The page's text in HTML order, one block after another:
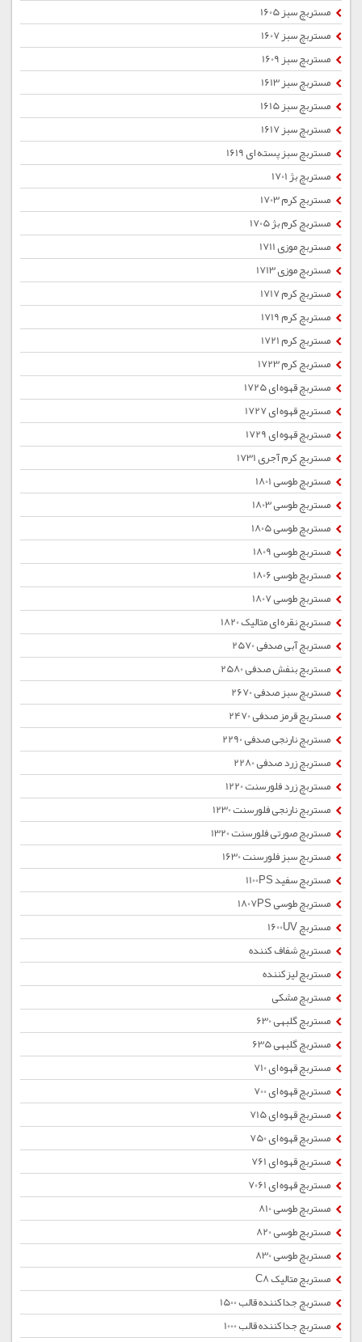
مستربچ سبز 1605
مستربچ سبز 1607
مستربچ سبز 1609
مستربچ سبز 1613
مستربچ سبز 1615
مستربچ سبز 1617
مستربچ سبز پسته ای 1619
مستربچ بژ 1701
مستربچ کرم 1703
مستربچ کرم بژ 1705
مستربچ موزی 1711
مستربچ موزی 1713
مستربچ کرم 1717
مستربچ کرم 1719
مستربچ کرم 1721
مستربچ کرم 1723
مستربچ قهوه ای 1725
مستربچ قهوه ای 1727
مستربچ قهوه ای 1729
مستربچ کرم آجری 1731
مستربچ طوسی 1801
مستربچ طوسی 1803
مستربچ طوسی 1805
مستربچ طوسی 1809
مستربچ طوسی 1806
مستربچ طوسی 1807
مستربچ نقره ای متالیک 1820
مستربچ آبی صدفی 2570
مستربچ بنفش صدفی 2580
مستربچ سبز صدفی 2670
مستربچ قرمز صدفی 2470
مستربچ نارنجی صدفی 2290
مستربچ زرد صدفی 2280
مستربچ زرد فلورسنت 1220
مستربچ نارنجی فلورسنت 1230
مستربچ صورتی فلورسنت 1320
مستربچ سبز فلورسنت 1630
مستربچ سفید 1100PS
مستربچ طوسی 1807PS
مستربچ 1600UV
مستربچ شفاف کننده
مستربچ لیزکننده
مستربچ مشکی
مستربچ گلبهی 630
مستربچ گلبهی 635
مستربچ قهوه ای 710
مستربچ قهوه ای 700
مستربچ قهوه ای 715
مستربچ قهوه ای 750
مستربچ قهوه ای 761
مستربچ قهوه ای 7061
مستربچ طوسی 810
مستربچ طوسی 820
مستربچ طوسی 830
مستربچ متالیک C8
مستربچ جداکننده قالب 1500
مستربچ جداکننده قالب 1000